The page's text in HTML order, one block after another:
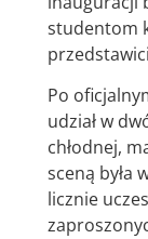
studentom
Po
udział w
chłodnej,
sceną była
licznie